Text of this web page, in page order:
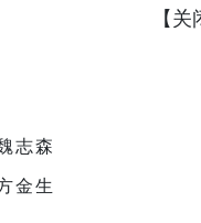
【关
志森
金生